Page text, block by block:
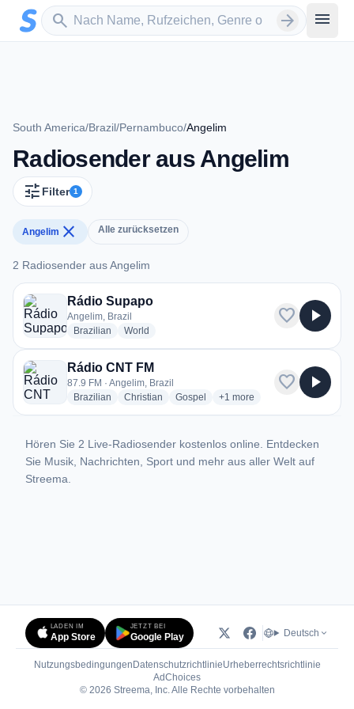
Zum Hauptinhalt springen
search
Sender suchen arrow_forward menu
South America/Brazil/Pernambuco/Angelim
Radiosender aus Angelim
tune Filter 1
Angelim close Alle zurücksetzen
2 Radiosender aus Angelim
2 Radiosender aus Angelim
Rádio Supapo
Angelim, Brazil
Brazilian radio stations
World
favorite play_arrow
Rádio CNT FM
87.9 FM · Angelim, Brazil
Brazilian radio stations
Christian radio stations
Gospel radio stations
+1 more genres for Rádio CNT
more
favorite play_arrow
Hören Sie 2 Live-Radiosender kostenlos online. Entdecken
Sie Musik, Nachrichten, Sport und mehr aus aller Welt auf
Streema.
LADEN IM
App Store
JETZT BEI
Google Play Deutsch
Nutzungsbedingungen DatenschutzrichtlinieUrheberrechtsrichtlinie
AdChoices(öffnet in neuem Tab)
© 2026 Streema, Inc. Alle Rechte vorbehalten